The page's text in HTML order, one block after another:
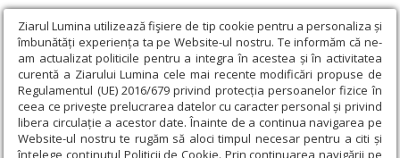
Ziarul Lumina utilizează fişiere de tip cookie pentru a personaliza și
îmbunătăți experiența ta pe Website-ul nostru. Te informăm că ne-
am actualizat politicile pentru a integra în acestea și în activitatea
curentă a Ziarului Lumina cele mai recente modificări propuse de
Regulamentul (UE) 2016/679 privind protecția persoanelor fizice în
ceea ce privește prelucrarea datelor cu caracter personal și privind
libera circulație a acestor date. Înainte de a continua navigarea pe
Website-ul nostru te rugăm să aloci timpul necesar pentru a citi și
înțelege conținutul Politicii de Cookie. Prin continuarea navigării pe
Ziarul Lumina › Educaţie și Cultură › Cultură › Premieră la Opera